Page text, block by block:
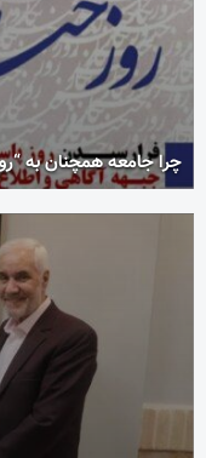
چرا جامعه همچنان به